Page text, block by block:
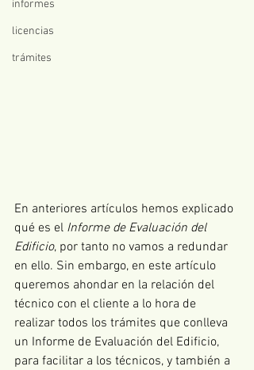
informes
licencias
trámites
En anteriores artículos hemos explicado
qué es el Informe de Evaluación del
Edificio, por tanto no vamos a redundar
en ello. Sin embargo, en este artículo
queremos ahondar en la relación del
técnico con el cliente a lo hora de
realizar todos los trámites que conlleva
un Informe de Evaluación del Edificio,
para facilitar a los técnicos, y también a